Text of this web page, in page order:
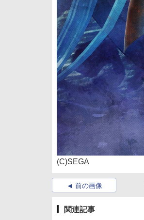
(C)SEGA
前の画像
関連記事